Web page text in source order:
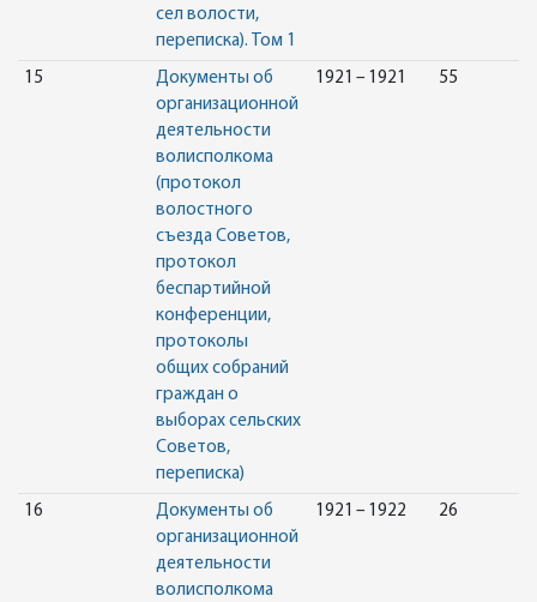
сел волости,
переписка). Том 1
15
Документы об
организационной
деятельности
волисполкома
(протокол
волостного
съезда Советов,
протокол
беспартийной
конференции,
протоколы
общих собраний
граждан о
выборах сельских
Советов,
переписка)
1921 – 1921 55
16
Документы об
организационной
деятельности
волисполкома
1921 – 1922 26